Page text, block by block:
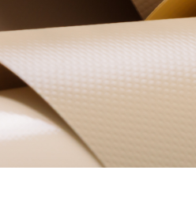
帆布、網布材質介紹